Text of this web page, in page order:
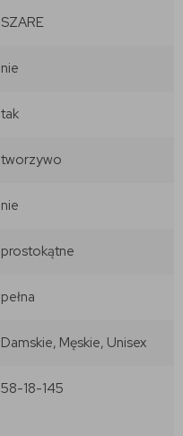
SZARE
nie
tak
tworzywo
nie
prostokątne
pełna
Damskie, Męskie, Unisex
58-18-145